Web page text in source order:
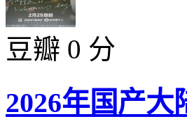
豆瓣 0 分
2026年国产